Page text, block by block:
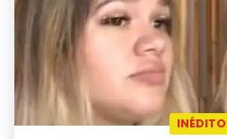
INÉDITO